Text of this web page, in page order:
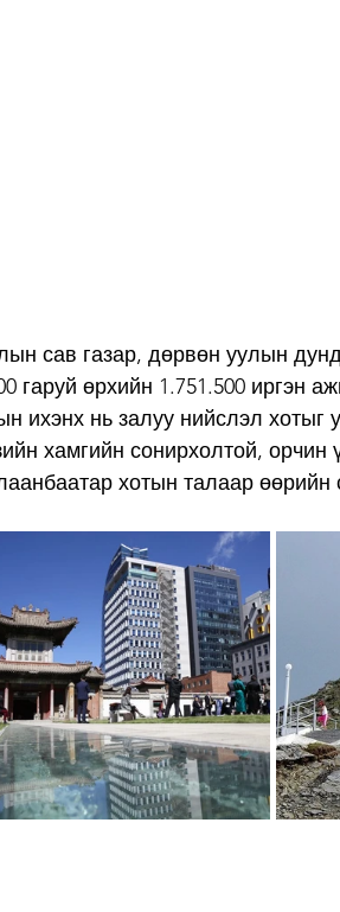
сав газар, дөрвөн уулын
гаруй өрхийн 1.751.500 иргэн
ихэнх нь залуу нийслэл хотыг
хамгийн сонирхолтой, орчин
хотын талаар